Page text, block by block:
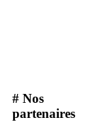
# Nos
partenaires